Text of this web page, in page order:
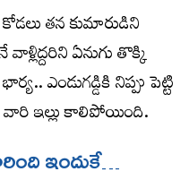
తన కుమారుడిని
ఏనుగు తొక్కి
ఎండుగడ్డికి నిప్పు పెట్టి
ఇల్లు కాలిపోయింది.
ఇందుకే…